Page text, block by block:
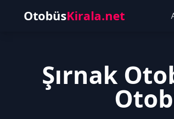
OtobüsKirala.net
Şırnak